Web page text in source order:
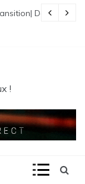
lesse
!